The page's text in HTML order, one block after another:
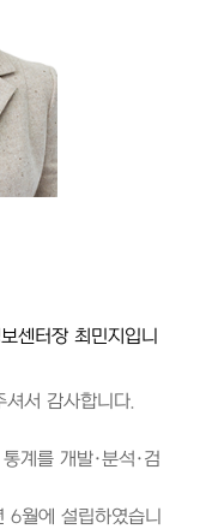
센터장 최민지입니
서 감사합니다.
계를 개발·분석·검
월에 설립하였습니